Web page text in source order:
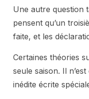
Une autre question
pensent qu’un
faite, et les
Certaines théories
seule saison. Il
inédite écrite